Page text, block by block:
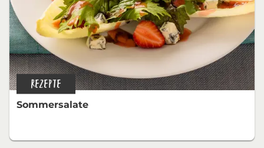
REZEPTE
Sommersalate